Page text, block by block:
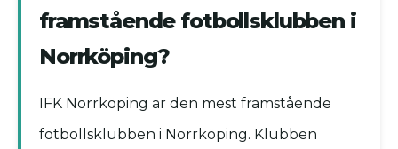
framstående fotbollsklubben i
Norrköping?
IFK Norrköping är den mest framstående
fotbollsklubben i Norrköping. Klubben